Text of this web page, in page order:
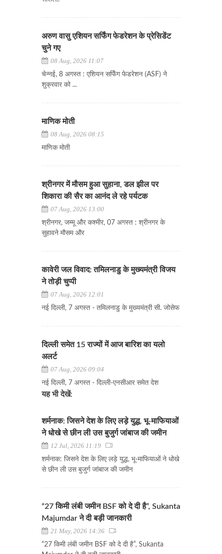
अरुण वासु एशियन सर्फिंग फेडरेशन के प्रेसिडेंट
चुने गए
08 Aug, 2026 11:07
चेन्नई, 8 अगस्त : एशियन सर्फिंग फेडरेशन (ASF) ने
शुक्रवार को ...
माणिक मोती
08 Aug, 2026 08:15
माणिक मोती
श्रीनगर में मौसम हुआ सुहाना, डल झील पर
शिकारा की सैर का आनंद ले रहे पर्यटक
07 Aug, 2026 13:00
श्रीनगर, जम्मू और कश्मीर, 07 अगस्त : श्रीनगर के
सुहावने मौसम और
कावेरी जल विवाद: तमिलनाडु के मुख्यमंत्री विजय
ने तोड़ी चुप्पी
07 Aug, 2026 12:01
नई दिल्ली, 7 अगस्त - तमिलनाडु के मुख्यमंत्री सी. जोसेफ
दिल्ली समेत 15 राज्यों में आज बारिश का यलो
अलर्ट
07 Aug, 2026 09:04
नई दिल्ली, 7 अगस्त - दिल्ली-एनसीआर समेत देश
यह भी देखें:
शर्मनाक: जिसने देश के लिए लड़े युद्ध, भू-माफियाओं
ने धोखे से छीन ली उस बुजुर्ग जांबाज की जमीन
12 Jul, 2026 11:19
शर्मनाक: जिसने देश के लिए लड़े युद्ध, भू-माफियाओं ने धोखे
से छीन ली उस बुजुर्ग जांबाज की जमीन
“27 किमी लंबी जमीन BSF को दे दी है”, Sukanta
Majumdar ने दी बड़ी जानकारी
21 May, 2026 14:36
“27 किमी लंबी जमीन BSF को दे दी है”, Sukanta